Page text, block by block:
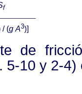
f
(g A3)]
de
5-10 y 2-4)